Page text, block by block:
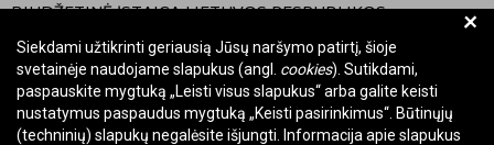
BIUDŽETINĖ ĮSTAIGA LIETUVOS RESPUBLIKOS
VALSTYBINĖ KULTŪROS PAVELDO KOMISIJA
Įmonės kodas: Juridinių asmenų registre 288700520
Adresas: Rūdninkų g. 13, 01135 Vilnius
Telefonas: +370 699 13972
+
Siekdami užtikrinti geriausią Jūsų naršymo patirtį, šioje
svetainėje naudojame slapukus (angl. cookies). Sutikdami,
paspauskite mygtuką „Leisti visus slapukus“ arba galite keisti
nustatymus paspaudus mygtuką „Keisti pasirinkimus“. Būtinųjų
(techninių) slapukų negalėsite išjungti. Informacija apie slapukus